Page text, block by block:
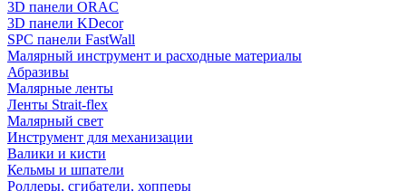
3D панели ORAC
3D панели KDecor
SPC панели FastWall
Малярный инструмент и расходные материалы
Абразивы
Малярные ленты
Ленты Strait-flex
Малярный свет
Инструмент для механизации
Валики и кисти
Кельмы и шпатели
Роллеры, сгибатели, хопперы